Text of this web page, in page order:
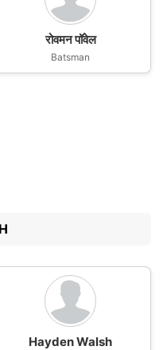
रोवमन पॉवेल
Batsman
Hayden Walsh